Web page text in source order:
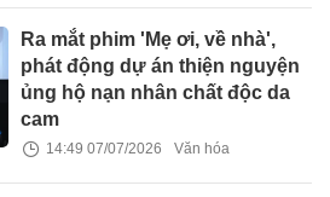
Ra mắt phim 'Mẹ ơi, về nhà',
phát động dự án thiện nguyện
ủng hộ nạn nhân chất độc da
cam
14:49 07/07/2026 Văn hóa